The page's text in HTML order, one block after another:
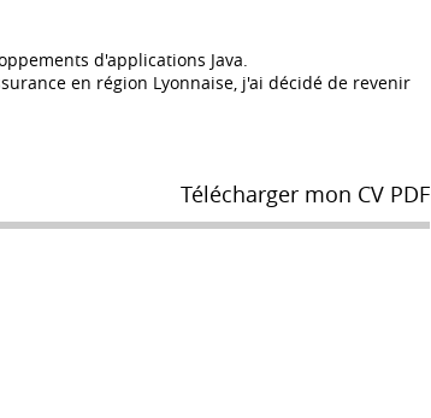
d'applications Java.
en région Lyonnaise, j'ai décidé de revenir
Télécharger mon CV PDF